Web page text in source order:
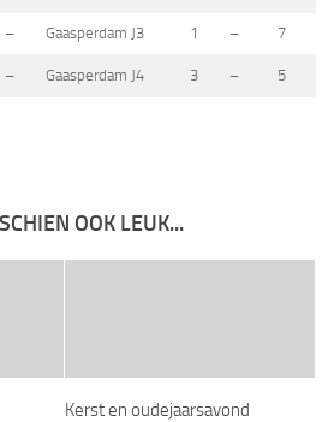
– Gaasperdam J3 1 – 7
– Gaasperdam J4 3 – 5
OOK LEUK...
Kerst en oudejaarsavond